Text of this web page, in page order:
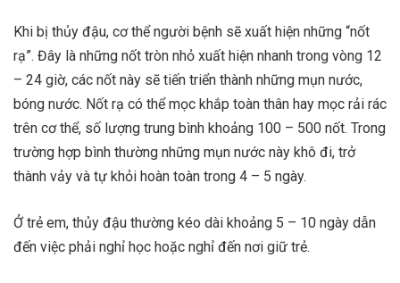
Khi bị thủy đậu, cơ thể người bệnh sẽ xuất hiện những “nốt
rạ”. Đây là những nốt tròn nhỏ xuất hiện nhanh trong vòng 12
– 24 giờ, các nốt này sẽ tiến triển thành những mụn nước,
bóng nước. Nốt rạ có thể mọc khắp toàn thân hay mọc rải rác
trên cơ thể, số lượng trung bình khoảng 100 – 500 nốt. Trong
trường hợp bình thường những mụn nước này khô đi, trở
thành vảy và tự khỏi hoàn toàn trong 4 – 5 ngày.
Ở trẻ em, thủy đậu thường kéo dài khoảng 5 – 10 ngày dẫn
đến việc phải nghỉ học hoặc nghỉ đến nơi giữ trẻ.